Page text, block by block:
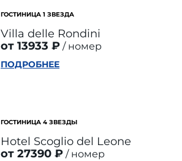
ГОСТИНИЦА 1 ЗВЕЗДА
Villa delle Rondini
от 13933 ₽
номер
ПОДРОБНЕЕ
ГОСТИНИЦА 4 ЗВЕЗДЫ
Hotel Scoglio del Leone
от 27390 ₽
номер